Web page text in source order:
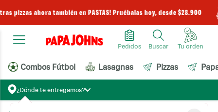
pizzas ahora también en PASTAS! Pruébalas hoy, desde $28.900
Pedidos Buscar
Combos Fútbol Lasagnas Pizzas
¿Dónde te entregamos?